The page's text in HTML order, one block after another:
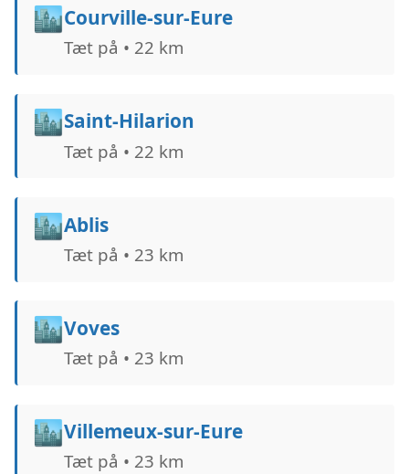
🏙️Courville-sur-Eure
Tæt på • 22 km
🏙️Saint-Hilarion
Tæt på • 22 km
🏙️Ablis
Tæt på • 23 km
🏙️Voves
Tæt på • 23 km
🏙️Villemeux-sur-Eure
Tæt på • 23 km